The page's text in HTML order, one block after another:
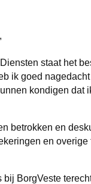
staat het
ik goed
kondigen dat
betrokken en
en
bij BorgVeste